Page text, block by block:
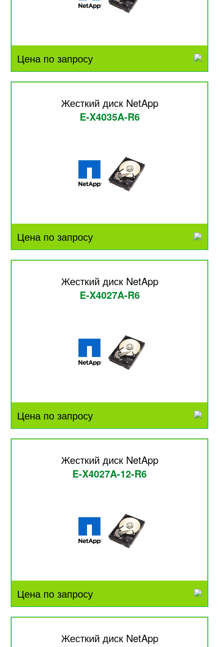
Цена по запросу
Жесткий диск NetApp
E-X4035A-R6
Цена по запросу
Жесткий диск NetApp
E-X4027A-R6
Цена по запросу
Жесткий диск NetApp
E-X4027A-12-R6
Цена по запросу
Жесткий диск NetApp